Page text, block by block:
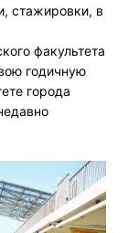
стажировки, в
факультета
годичную
города